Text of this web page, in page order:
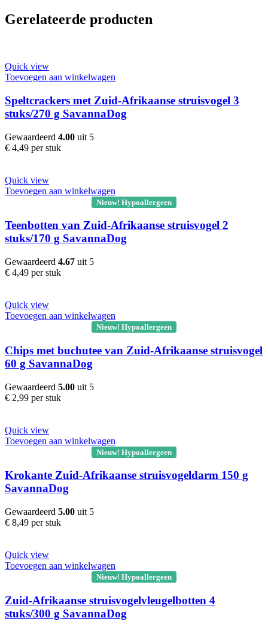
Gerelateerde producten
Quick view
Toevoegen aan winkelwagen
Speltcrackers met Zuid-Afrikaanse struisvogel 3
stuks/270 g SavannaDog
Gewaardeerd 4.00 uit 5
€ 4,49 per stuk
Quick view
Toevoegen aan winkelwagen
Nieuw! Hypoallergeen
Teenbotten van Zuid-Afrikaanse struisvogel 2
stuks/170 g SavannaDog
Gewaardeerd 4.67 uit 5
€ 4,49 per stuk
Quick view
Toevoegen aan winkelwagen
Nieuw! Hypoallergeen
Chips met buchutee van Zuid-Afrikaanse struisvogel
60 g SavannaDog
Gewaardeerd 5.00 uit 5
€ 2,99 per stuk
Quick view
Toevoegen aan winkelwagen
Nieuw! Hypoallergeen
Krokante Zuid-Afrikaanse struisvogeldarm 150 g
SavannaDog
Gewaardeerd 5.00 uit 5
€ 8,49 per stuk
Quick view
Toevoegen aan winkelwagen
Nieuw! Hypoallergeen
Zuid-Afrikaanse struisvogelvleugelbotten 4
stuks/300 g SavannaDog